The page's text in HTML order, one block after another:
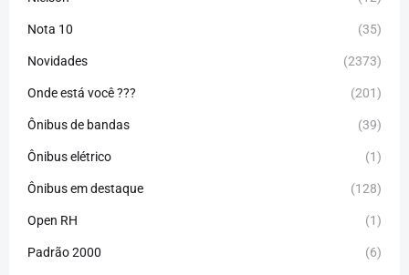
Nota 10 (35)
Novidades (2373)
Onde está você ??? (201)
Ônibus de bandas (39)
Ônibus elétrico (1)
Ônibus em destaque (128)
Open RH (1)
Padrão 2000 (6)